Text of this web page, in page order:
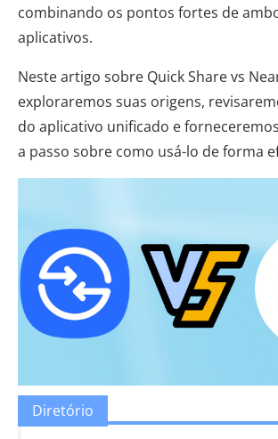
combinando os pontos fortes de
aplicativos.
Neste artigo sobre Quick Share vs
exploraremos suas origens,
do aplicativo unificado e
a passo sobre como usá-lo de forma
Diretório